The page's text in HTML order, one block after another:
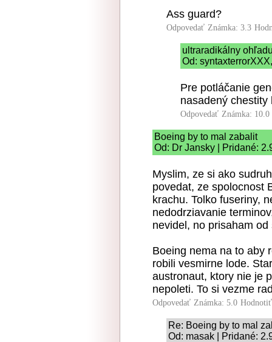
Ass guard?
Odpovedať Známka: 3.3
ultraradikálny
Od:
Pre potláčanie
nasadený chestity
Odpovedať Známka: 10.0
Boeing by to mal zabalit
Od: Dr Jansky | Pridané:
Myslim, ze si ako
povedat, ze spolocnost
krachu. Tolko fuseriny,
nedodrziavanie
nevidel, no prisaham
Boeing nema na to aby
robili vesmirne lode.
austronaut, ktory nie je
nepoleti. To si vezme
Odpovedať Známka: 5.0
Re: Boeing by to mal
Od: masak | Pridané: